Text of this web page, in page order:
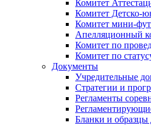
Комитет
Комитет Детско-
Комитет мини-
Апелляционный
Комитет по
Комитет по
Документы
Учредительные
Стратегии и
Регламенты
Бланки и образцы